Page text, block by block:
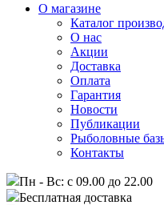
О магазине
Каталог
О нас
Акции
Доставка
Оплата
Гарантия
Новости
Публикации
Рыболовные
Контакты
Пн - Вс: с 09.00 до 22.00
Бесплатная доставка